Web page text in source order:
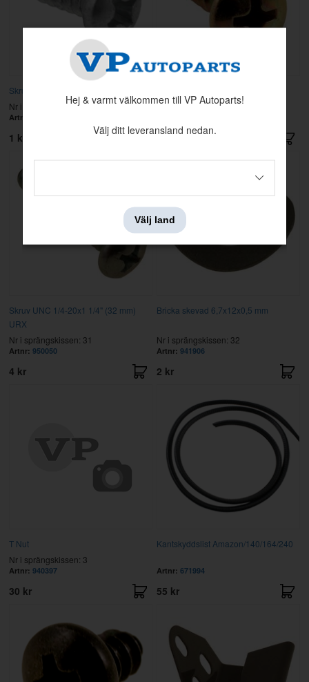
Skruv B6x13 RXS
Nr i sprängskissen: 23
Artnr:
1 kr
Nr i sprängskissen: 27
5 kr
Skruv UNC 1/4-20x1 1/4" (32 mm)
URX
Nr i sprängskissen: 31
Artnr: 950050
4 kr
Bricka skevad 6,7x12x0,5 mm
Nr i sprängskissen: 32
Artnr: 941906
2 kr
T Nut
Nr i sprängskissen: 3
Artnr: 940397
30 kr
Kantskyddslist Amazon/140/164/240
Artnr: 671994
55 kr
Hej & varmt välkommen till VP Autoparts!
Välj ditt leveransland nedan.
Välj land